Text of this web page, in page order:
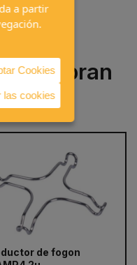
compran
de fogon
a partir
Cookies
las cookies